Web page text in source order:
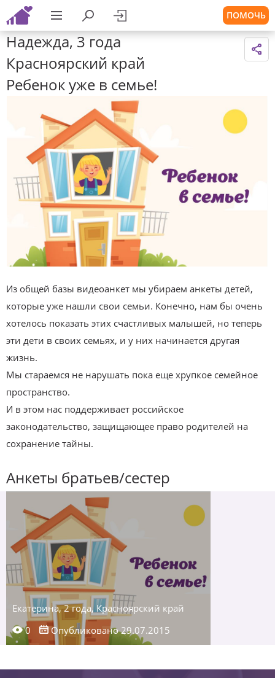
ПОМОЧЬ
Надежда, 3 года
Красноярский край
Ребенок уже в семье!
Из общей базы видеоанкет мы убираем анкеты детей,
которые уже нашли свои семьи. Конечно, нам бы очень
хотелось показать этих счастливых малышей, но теперь
эти дети в своих семьях, и у них начинается другая
жизнь.
Мы стараемся не нарушать пока еще хрупкое семейное
пространство.
И в этом нас поддерживает российское
законодательство, защищающее право родителей на
сохранение тайны.
Анкеты братьев/сестер
Екатерина, 2 года, Красноярский край
0
Опубликовано 29.07.2015